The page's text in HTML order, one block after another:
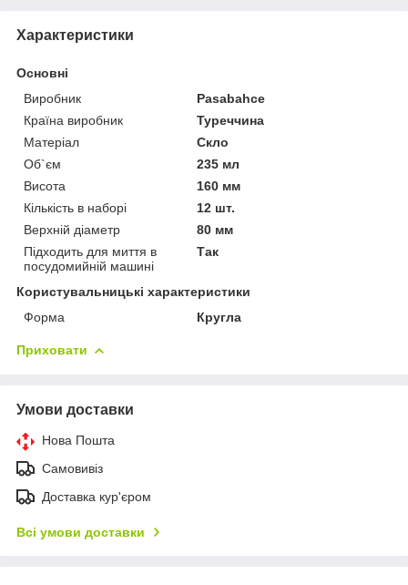
Характеристики
Основні
Виробник
Pasabahce
Країна виробник
Туреччина
Матеріал
Скло
Об`єм
235 мл
Висота
160 мм
Кількість в наборі
12 шт.
Верхній діаметр
80 мм
Підходить для миття в
посудомийній машині
Так
Користувальницькі характеристики
Форма
Кругла
Приховати
Умови доставки
Нова Пошта
Самовивіз
Доставка кур'єром
Всі умови доставки